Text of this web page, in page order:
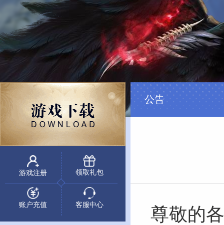
游戏注册 领取礼包
账户充值 客服中心
公告
尊敬的